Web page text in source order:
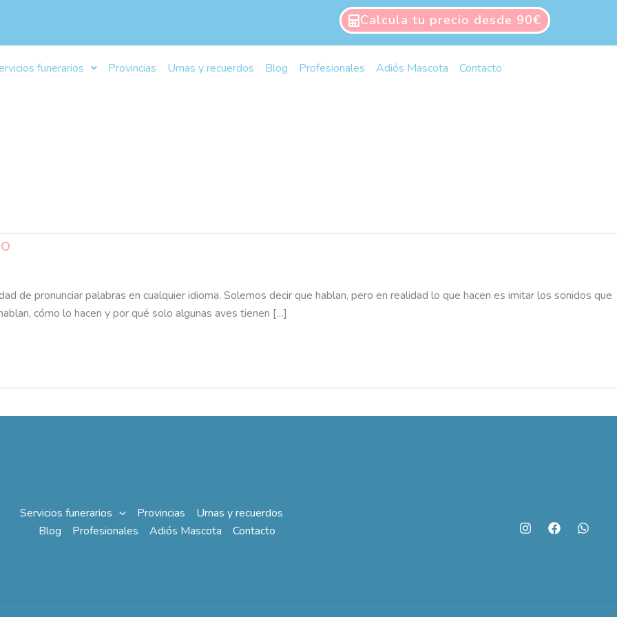
Calcula tu precio desde 90€
funerarios Provincias Urnas y recuerdos Blog Profesionales Adiós Mascota Contacto
de pronunciar palabras en cualquier idioma. Solemos decir que hablan, pero en realidad lo que hacen es imitar los sonidos que
cómo lo hacen y por qué solo algunas aves tienen […]
Servicios funerarios Provincias
Urnas y recuerdos
Blog
Profesionales Adiós Mascota Contacto